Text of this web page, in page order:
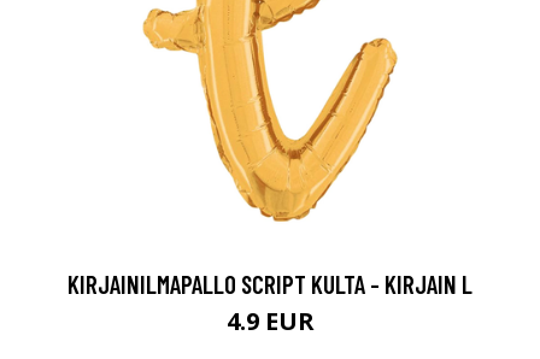
KIRJAINILMAPALLO SCRIPT KULTA - KIRJAIN L
4.9 EUR